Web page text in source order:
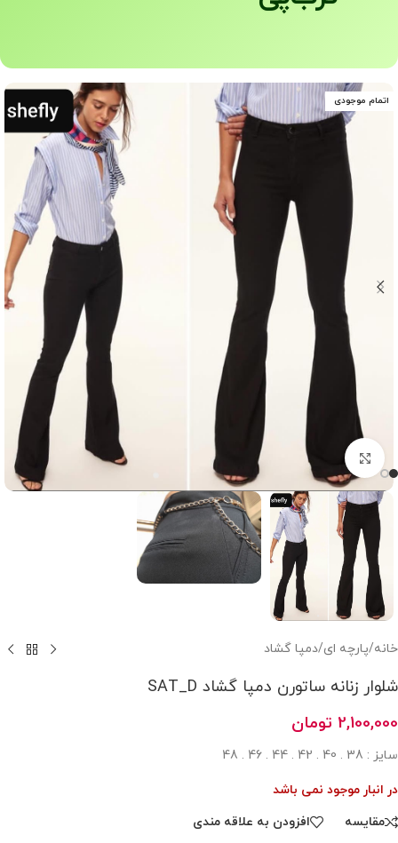
اتمام موجودی
بزرگنمایی تصویر
خانه/پارچه ای/دمپا گشاد
شلوار زنانه ساتورن دمپا گشاد SAT_D
2,100,000 تومان
سایز : 38 . 40 . 42 . 44 . 46 . 48
در انبار موجود نمی باشد
مقایسه
افزودن به علاقه مندی